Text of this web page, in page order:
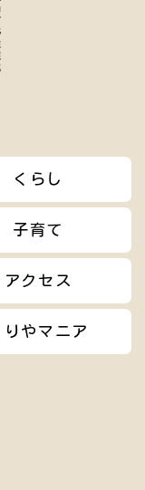
くらし
子育て
アクセス
りやマニア